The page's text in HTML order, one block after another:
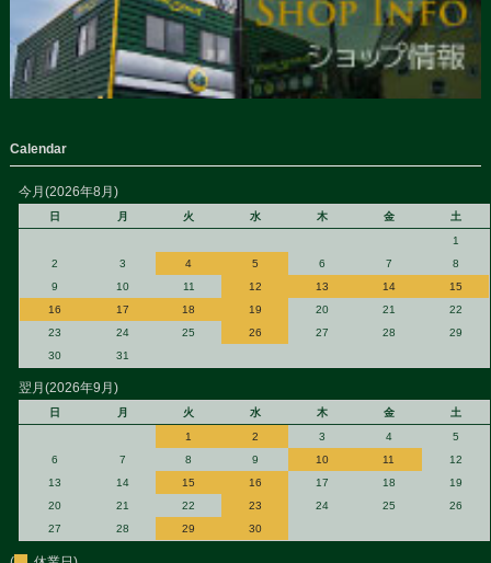
Calendar
今月(2026年8月)
日 月 火 水 木 金
土
1
2
3 4 5 6 7
8
9
10 11 12 13 14
15
16
17 18 19 20 21
22
23
24 25 26 27 28
29
30
31
翌月(2026年9月)
日 月 火 水 木 金
土
1
2 3 4
5
6
7 8 9 10 11
12
13
14 15 16 17 18
19
20
21 22 23 24 25
26
27
28 29 30